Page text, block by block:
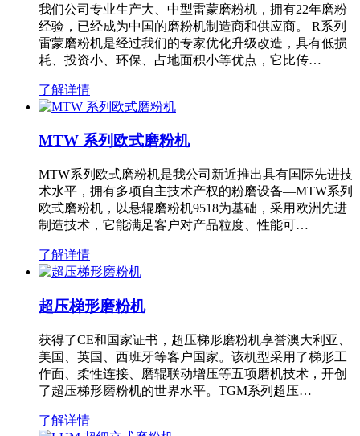
我们公司专业生产大、中型雷蒙磨粉机，拥有22年磨粉
经验，已经成为中国的磨粉机制造商和供应商。 R系列
雷蒙磨粉机是经过我们的专家优化升级改造，具有低损
耗、投资小、环保、占地面积小等优点，它比传…
了解详情
MTW 系列欧式磨粉机
MTW系列欧式磨粉机是我公司新近推出具有国际先进技
术水平，拥有多项自主技术产权的粉磨设备—MTW系列
欧式磨粉机，以悬辊磨粉机9518为基础，采用欧洲先进
制造技术，它能满足客户对产品粒度、性能可…
了解详情
超压梯形磨粉机
获得了CE和国家证书，超压梯形磨粉机享誉澳大利亚、
美国、英国、西班牙等客户国家。该机型采用了梯形工
作面、柔性连接、磨辊联动增压等五项磨机技术，开创
了超压梯形磨粉机的世界水平。TGM系列超压…
了解详情